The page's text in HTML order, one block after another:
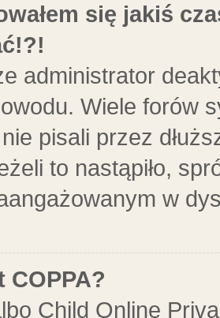
się jakiś
administrator
Wiele forów
pisali przez
to nastąpiło,
w
COPPA?
Child Online